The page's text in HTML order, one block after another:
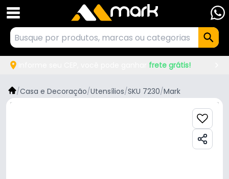
frete grátis!
/Casa e Decoração/Utensílios/SKU 7230/Mark